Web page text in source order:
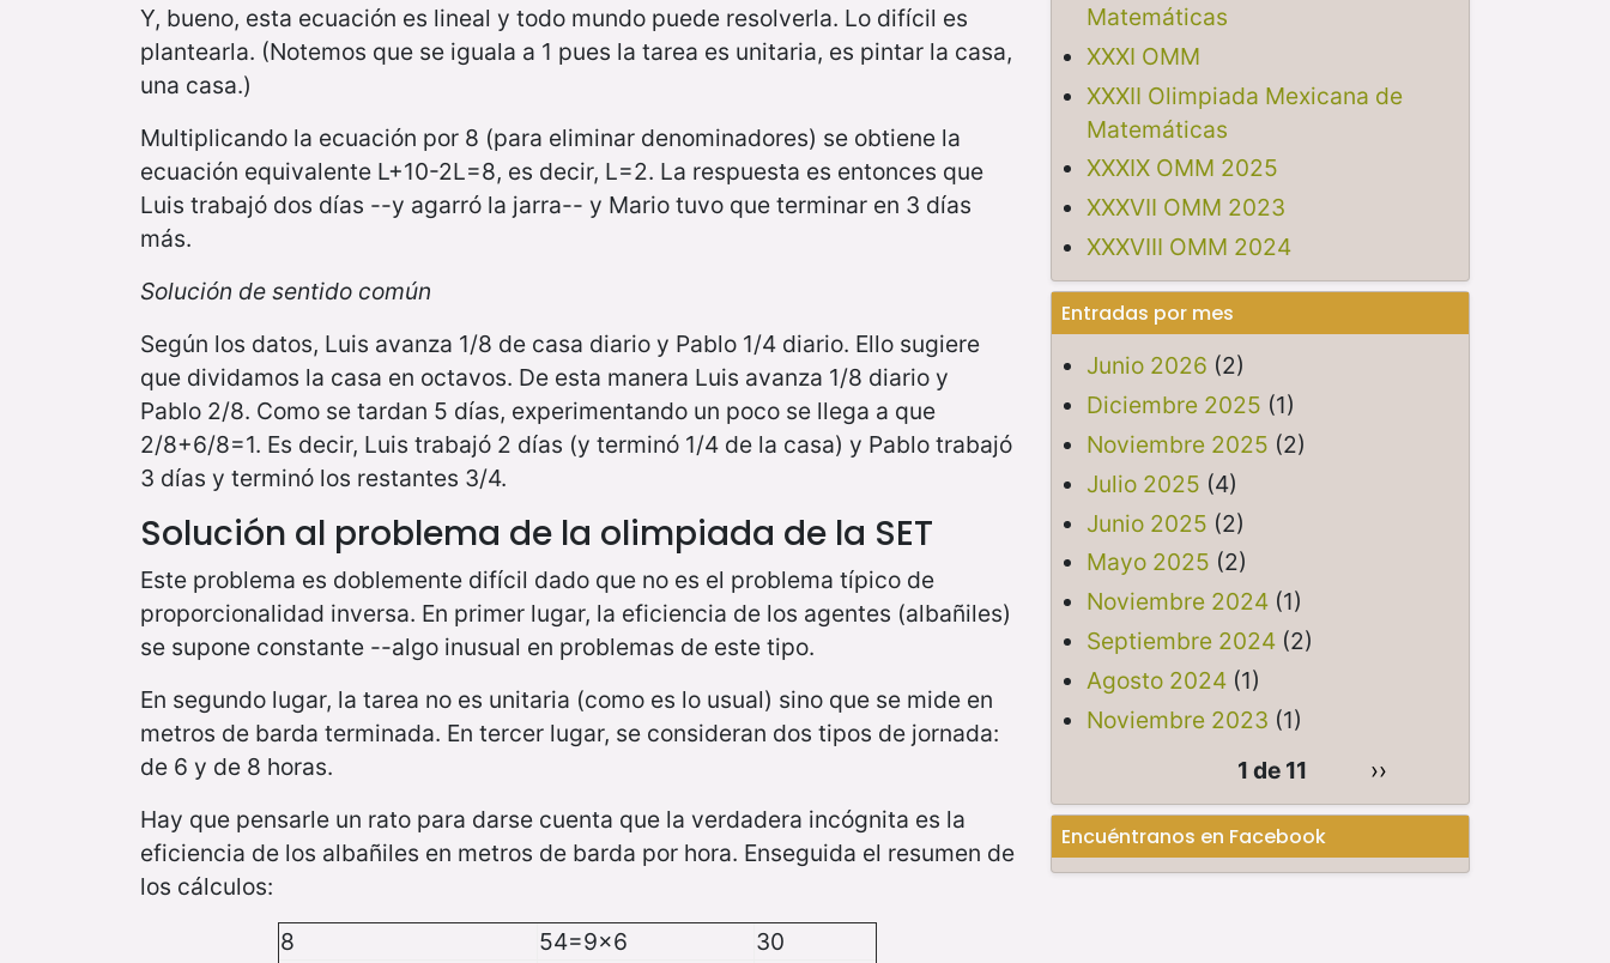
Y, bueno, esta ecuación es lineal y todo mundo puede resolverla. Lo difícil es
plantearla. (Notemos que se iguala a 1 pues la tarea es unitaria, es pintar la casa,
una casa.)
Multiplicando la ecuación por 8 (para eliminar denominadores) se obtiene la
ecuación equivalente L+10-2L=8, es decir, L=2. La respuesta es entonces que
Luis trabajó dos días --y agarró la jarra-- y Mario tuvo que terminar en 3 días
más.
Solución de sentido común
Según los datos, Luis avanza 1/8 de casa diario y Pablo 1/4 diario. Ello sugiere
que dividamos la casa en octavos. De esta manera Luis avanza 1/8 diario y
Pablo 2/8. Como se tardan 5 días, experimentando un poco se llega a que
2/8+6/8=1. Es decir, Luis trabajó 2 días (y terminó 1/4 de la casa) y Pablo trabajó
3 días y terminó los restantes 3/4.
Solución al problema de la olimpiada de la SET
Este problema es doblemente difícil dado que no es el problema típico de
proporcionalidad inversa. En primer lugar, la eficiencia de los agentes (albañiles)
se supone constante --algo inusual en problemas de este tipo.
En segundo lugar, la tarea no es unitaria (como es lo usual) sino que se mide en
metros de barda terminada. En tercer lugar, se consideran dos tipos de jornada:
de 6 y de 8 horas.
Hay que pensarle un rato para darse cuenta que la verdadera incógnita es la
eficiencia de los albañiles en metros de barda por hora. Enseguida el resumen de
los cálculos:
8 54=9x6
30
Matemáticas
XXXI OMM
XXXII Olimpiada Mexicana de
Matemáticas
XXXIX OMM 2025
XXXVII OMM 2023
XXXVIII OMM 2024
Entradas por mes
Junio 2026 (2)
Diciembre 2025 (1)
Noviembre 2025 (2)
Julio 2025 (4)
Junio 2025 (2)
Mayo 2025 (2)
Noviembre 2024(1)
Septiembre 2024(2)
Agosto 2024(1)
Noviembre 2023 (1)
1 de 11
››
Encuéntranos en Facebook